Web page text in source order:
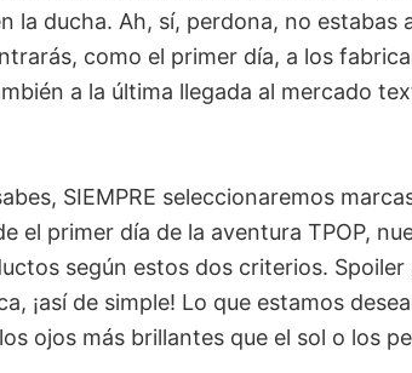
la ducha. Ah, sí, perdona, no estabas
como el primer día, a los
a la última llegada al mercado
SIEMPRE seleccionaremos
el primer día de la aventura TPOP,
según estos dos criterios.
¡así de simple! Lo que estamos
ojos más brillantes que el sol o los